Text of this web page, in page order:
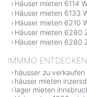
Häuser mieten 6114
Häuser mieten 6133
Häuser mieten 6210
Häuser mieten 6280
Häuser mieten 6280
IMMMO ENTDECKEN
häusser zu
häuser mieten
lager mieten